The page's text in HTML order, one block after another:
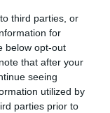
third parties, or
for
below opt-out
that after your
seeing
utilized by
parties prior to
RÉPONDRE